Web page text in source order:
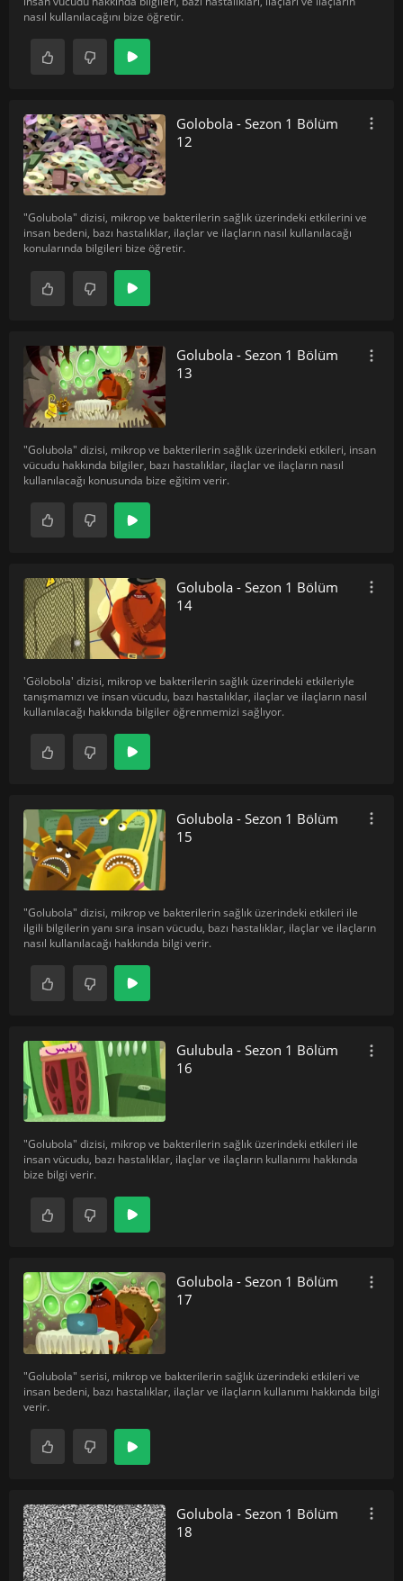
nasıl kullanılacağını bize öğretir.
Golobola - Sezon 1 Bölüm
12
"Golubola" dizisi, mikrop ve bakterilerin sağlık üzerindeki etkilerini ve
insan bedeni, bazı hastalıklar, ilaçlar ve ilaçların nasıl kullanılacağı
konularında bilgileri bize öğretir.
Golubola - Sezon 1 Bölüm
13
"Golubola" dizisi, mikrop ve bakterilerin sağlık üzerindeki etkileri, insan
vücudu hakkında bilgiler, bazı hastalıklar, ilaçlar ve ilaçların nasıl
kullanılacağı konusunda bize eğitim verir.
Golubola - Sezon 1 Bölüm
14
'Gölobola' dizisi, mikrop ve bakterilerin sağlık üzerindeki etkileriyle
tanışmamızı ve insan vücudu, bazı hastalıklar, ilaçlar ve ilaçların nasıl
kullanılacağı hakkında bilgiler öğrenmemizi sağlıyor.
Golubola - Sezon 1 Bölüm
15
"Golubola" dizisi, mikrop ve bakterilerin sağlık üzerindeki etkileri ile
ilgili bilgilerin yanı sıra insan vücudu, bazı hastalıklar, ilaçlar ve ilaçların
nasıl kullanılacağı hakkında bilgi verir.
Gulubula - Sezon 1 Bölüm
16
"Golubola" dizisi, mikrop ve bakterilerin sağlık üzerindeki etkileri ile
insan vücudu, bazı hastalıklar, ilaçlar ve ilaçların kullanımı hakkında
bize bilgi verir.
Golubola - Sezon 1 Bölüm
17
"Golubola" serisi, mikrop ve bakterilerin sağlık üzerindeki etkileri ve
insan bedeni, bazı hastalıklar, ilaçlar ve ilaçların kullanımı hakkında bilgi
verir.
Golubola - Sezon 1 Bölüm
18